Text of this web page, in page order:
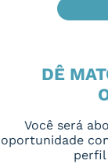
DÊ
Você será
oportunidade
perfil